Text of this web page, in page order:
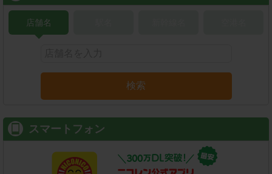
店舗名
検索
スマートフォン